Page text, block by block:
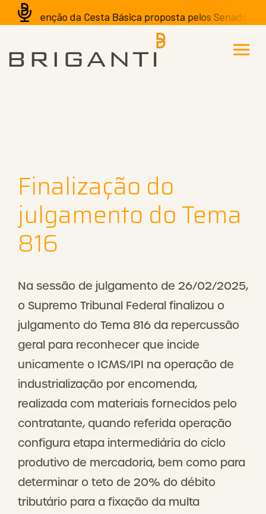
A isenção da Cesta Básica proposta pelos Senadores
Finalização do
julgamento do Tema
816
Na sessão de julgamento de 26/02/2025,
o Supremo Tribunal Federal finalizou o
julgamento do Tema 816 da repercussão
geral para reconhecer que incide
unicamente o ICMS/IPI na operação de
industrialização por encomenda,
realizada com materiais fornecidos pelo
contratante, quando referida operação
configura etapa intermediária do ciclo
produtivo de mercadoria, bem como para
determinar o teto de 20% do débito
tributário para a fixação da multa